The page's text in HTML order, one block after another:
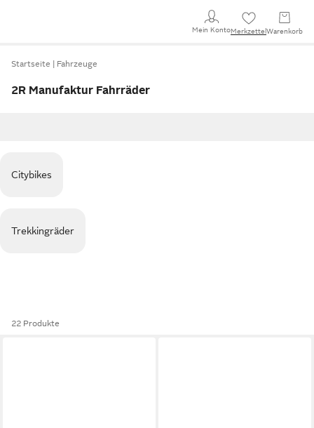
Mein KontoMerkzettel Warenkorb
Startseite Fahrzeuge
2R Manufaktur Fahrräder
Citybikes
Trekkingräder
22 Produkte